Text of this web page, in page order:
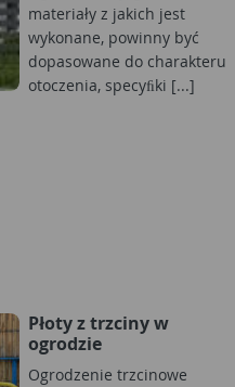
materiały z jakich jest
wykonane, powinny być
dopasowane do charakteru
otoczenia, specyﬁki [...]
Płoty z trzciny w
ogrodzie
Ogrodzenie trzcinowe